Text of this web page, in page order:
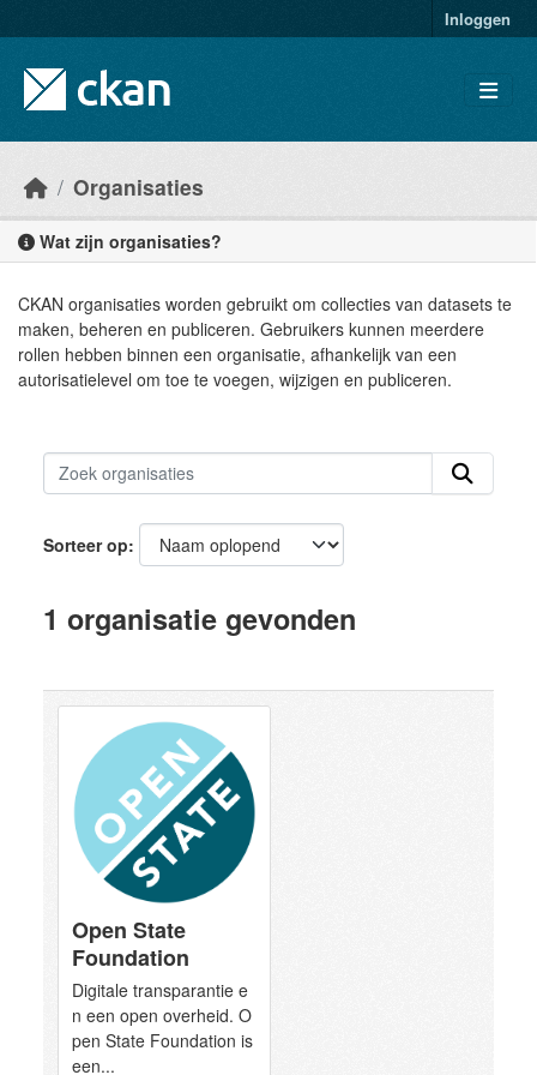
Inloggen
Organisaties
Wat zijn organisaties?
CKAN organisaties worden gebruikt om collecties van datasets te
maken, beheren en publiceren. Gebruikers kunnen meerdere
rollen hebben binnen een organisatie, afhankelijk van een
autorisatielevel om toe te voegen, wijzigen en publiceren.
Sorteer op
1 organisatie gevonden
Open State
Foundation
Digitale transparantie e
n een open overheid. O
pen State Foundation is
een...